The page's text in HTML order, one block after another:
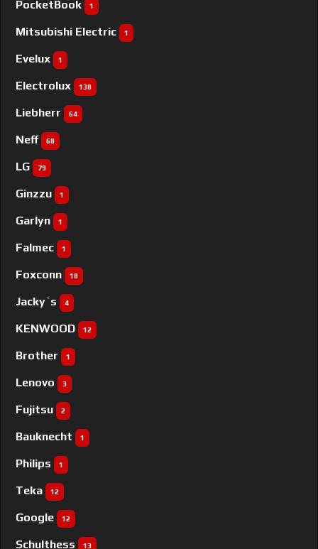
PocketBook 1
Mitsubishi Electric 1
Evelux 1
Electrolux 138
Liebherr 64
Neff 68
LG 79
Ginzzu 1
Garlyn 1
Falmec 1
Foxconn 18
Jacky`s 4
KENWOOD 12
Brother 1
Lenovo 3
Fujitsu 2
Bauknecht 1
Philips 1
Teka 12
Google 12
Schulthess 13